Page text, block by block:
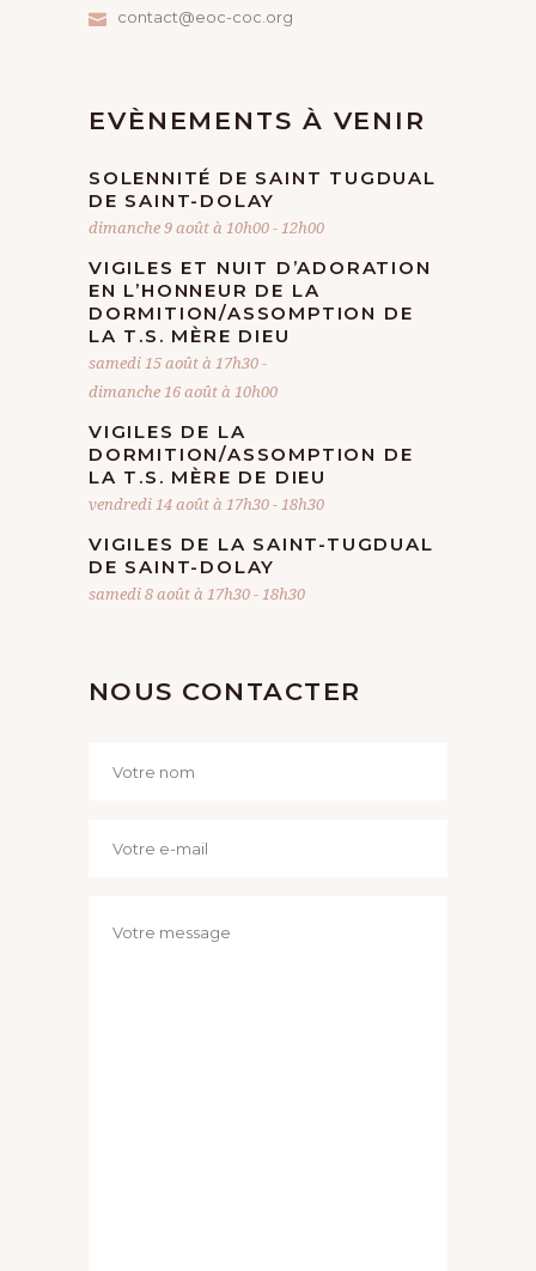
contact@eoc-coc.org
EVÈNEMENTS À VENIR
SOLENNITÉ DE SAINT TUGDUAL
DE SAINT-DOLAY
dimanche 9 août à 10h00-12h00
VIGILES ET NUIT D’ADORATION
EN L’HONNEUR DE LA
DORMITION/ASSOMPTION DE
LA T.S. MÈRE DIEU
samedi 15 août à 17h30-
dimanche 16 août à 10h00
VIGILES DE LA
DORMITION/ASSOMPTION DE
LA T.S. MÈRE DE DIEU
vendredi 14 août à 17h30-18h30
VIGILES DE LA SAINT-TUGDUAL
DE SAINT-DOLAY
samedi 8 août à 17h30-18h30
NOUS CONTACTER